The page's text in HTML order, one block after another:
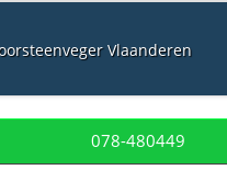
Vlaanderen
078-480449